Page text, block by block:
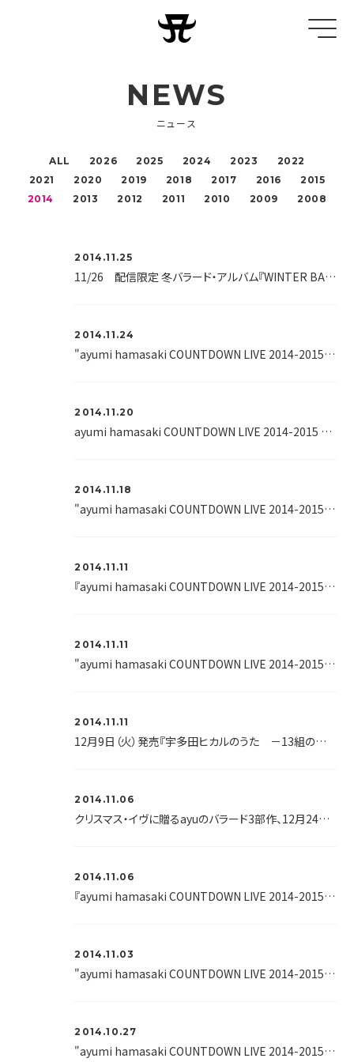
NEWS
ニュース
ALL 2026 2025 2024 2023
2022
2021
2020 2019 2018 2017 2016
2015
2014
2013 2012 2011 2010 2009 2008
2014.11.25
11/26 配信限定 冬バラード・アルバム『WINTER BALLAD SELECTION』をデジタル・リリース！
2014.11.24
"ayumi hamasaki COUNTDOWN LIVE 2014-2015
2014.11.20
ayumi hamasaki COUNTDOWN LIVE 2014-2015
2014.11.18
"ayumi hamasaki COUNTDOWN LIVE 2014-2015
2014.11.11
『ayumi hamasaki COUNTDOWN LIVE 2014-2015
2014.11.11
"ayumi hamasaki COUNTDOWN LIVE 2014-2015
2014.11.11
12月9日（火）発売『宇多田ヒカルのうた －13組の音楽家による13の解釈について－』に、浜崎あゆみが参加することが決定！
2014.11.06
クリスマス・イヴに贈るayuのバラード3部作、12月24日リリース！<br />NEW SINGLE「Zutto... / Last minute / Walk」
2014.11.06
『ayumi hamasaki COUNTDOWN LIVE 2014-2015
2014.11.03
"ayumi hamasaki COUNTDOWN LIVE 2014-2015
2014.10.27
"ayumi hamasaki COUNTDOWN LIVE 2014-2015